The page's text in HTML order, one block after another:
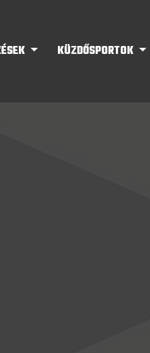
KÜZDŐSPORTOK